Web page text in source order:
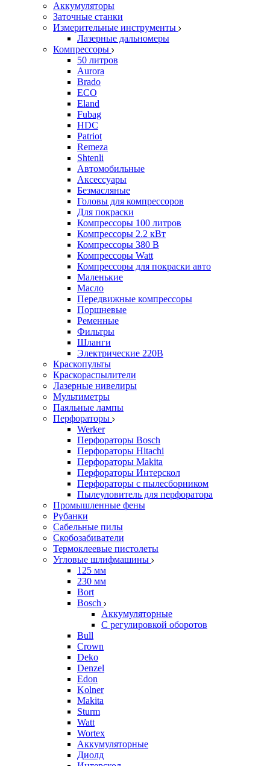
Аккумуляторы
Заточные станки
Измерительные инструменты
Лазерные дальномеры
Компрессоры
50 литров
Aurora
Brado
ECO
Eland
Fubag
HDC
Patriot
Remeza
Shtenli
Автомобильные
Аксессуары
Безмасляные
Головы для компрессоров
Для покраски
Компрессоры 100 литров
Компрессоры 2.2 кВт
Компрессоры 380 В
Компрессоры Watt
Компрессоры для покраски авто
Маленькие
Масло
Передвижные компрессоры
Поршневые
Ременные
Фильтры
Шланги
Электрические 220В
Краскопульты
Краскораспылители
Лазерные нивелиры
Мультиметры
Паяльные лампы
Перфораторы
Werker
Перфораторы Bosch
Перфораторы Hitachi
Перфораторы Makita
Перфораторы Интерскол
Перфораторы с пылесборником
Пылеуловитель для перфоратора
Промышленные фены
Рубанки
Сабельные пилы
Скобозабиватели
Термоклеевые пистолеты
Угловые шлифмашины
125 мм
230 мм
Bort
Bosch
Аккумуляторные
С регулировкой оборотов
Bull
Crown
Deko
Denzel
Edon
Kolner
Makita
Sturm
Watt
Wortex
Аккумуляторные
Диолд